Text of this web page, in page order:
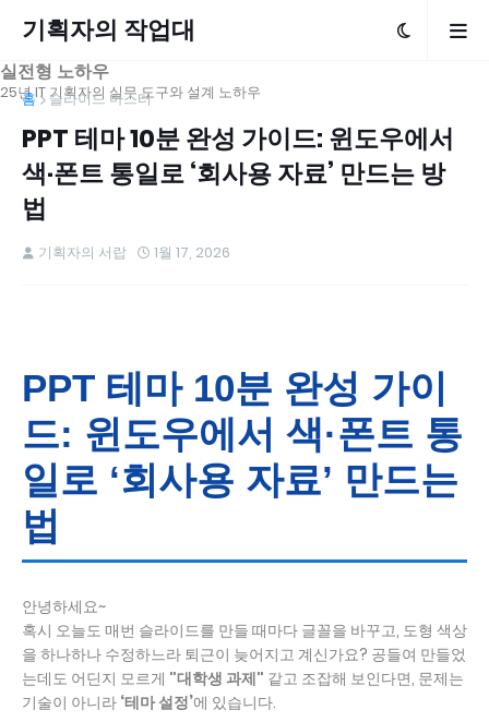
기획자의 작업대
실전형 노하우
25년 IT 기획자의 실무 도구와 설계 노하우
홈 슬라이드 마스터
PPT 테마 10분 완성 가이드: 윈도우에서
색·폰트 통일로 ‘회사용 자료’ 만드는 방
법
기획자의 서랍 1월 17, 2026
PPT 테마 10분 완성 가이
드: 윈도우에서 색·폰트 통
일로 ‘회사용 자료’ 만드는
법
안녕하세요~
혹시 오늘도 매번 슬라이드를 만들 때마다 글꼴을 바꾸고, 도형 색상
을 하나하나 수정하느라 퇴근이 늦어지고 계신가요? 공들여 만들었
는데도 어딘지 모르게 "대학생 과제" 같고 조잡해 보인다면, 문제는
기술이 아니라 ‘테마 설정’에 있습니다.